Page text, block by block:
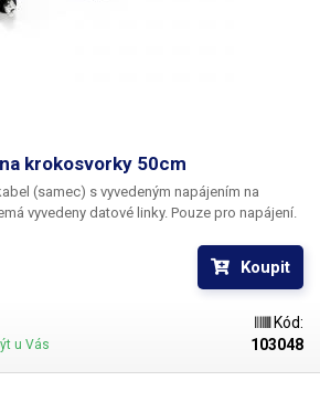
krokosvorky 50cm
(samec) s vyvedeným napájením na
vyvedeny datové linky. Pouze pro napájení.
Koupit
u Vás
Kód:
103048